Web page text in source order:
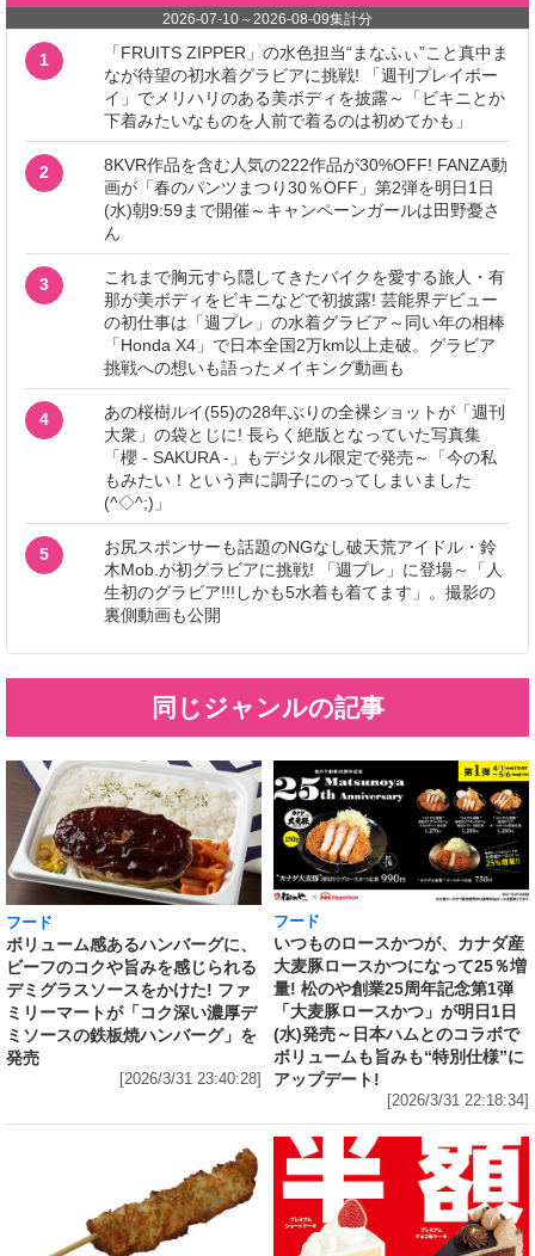
2026-07-10～2026-08-09集計分
1
「FRUITS ZIPPER」の水色担当“まなふぃ”こと真中ま
なが待望の初水着グラビアに挑戦! 「週刊プレイボー
イ」でメリハリのある美ボディを披露～「ビキニとか
下着みたいなものを人前で着るのは初めてかも」
2
8KVR作品を含む人気の222作品が30%OFF! FANZA動
画が「春のパンツまつり30％OFF」第2弾を明日1日
(水)朝9:59まで開催～キャンペーンガールは田野憂さ
ん
3
これまで胸元すら隠してきたバイクを愛する旅人・有
那が美ボディをビキニなどで初披露! 芸能界デビュー
の初仕事は「週プレ」の水着グラビア～同い年の相棒
「Honda X4」で日本全国2万km以上走破。グラビア
挑戦への想いも語ったメイキング動画も
4
あの桜樹ルイ(55)の28年ぶりの全裸ショットが「週刊
大衆」の袋とじに! 長らく絶版となっていた写真集
「櫻 - SAKURA -」もデジタル限定で発売～「今の私
もみたい！という声に調子にのってしまいました
(^◇^;)」
5
お尻スポンサーも話題のNGなし破天荒アイドル・鈴
木Mob.が初グラビアに挑戦! 「週プレ」に登場～「人
生初のグラビア!!!しかも5水着も着てます」。撮影の
裏側動画も公開
同じジャンルの記事
フード
ボリューム感あるハンバーグに、
ビーフのコクや旨みを感じられる
デミグラスソースをかけた! ファ
ミリーマートが「コク深い濃厚デ
ミソースの鉄板焼ハンバーグ」を
発売
[2026/3/31 23:40:28]
フード
いつものロースかつが、カナダ産
大麦豚ロースかつになって25％増
量! 松のや創業25周年記念第1弾
「大麦豚ロースかつ」が明日1日
(水)発売～日本ハムとのコラボで
ボリュームも旨みも“特別仕様”に
アップデート!
[2026/3/31 22:18:34]